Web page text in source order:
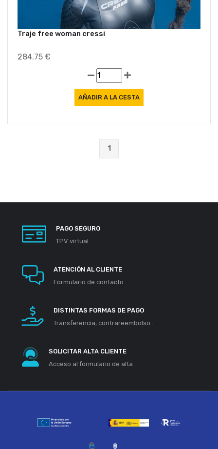
Traje free woman cressi
284.75 €
1
PAGO SEGURO
TPV virtual
ATENCIÓN AL CLIENTE
Formulario de contacto
DISTINTAS FORMAS DE PAGO
Transferencia, contrareembolso...
SOLICITAR ALTA CLIENTE
Acceso al formulario de alta